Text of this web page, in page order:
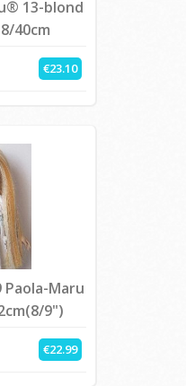
13-blond
40cm
€23.10
Maru
9")
€22.99